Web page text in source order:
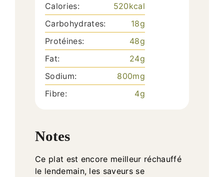
Calories:
520kcal
Carbohydrates:
18g
Protéines:
48g
Fat:
24g
Sodium:
800mg
Fibre:
4g
Notes
Ce plat est encore meilleur réchauffé
le lendemain, les saveurs se